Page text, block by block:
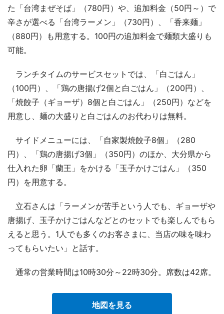
た「台湾まぜそば」（780円）や、追加料金（50円～）で
辛さが選べる「台湾ラーメン」（730円）、「香来麺」
（880円）も用意する。100円の追加料金で麺類大盛りも
可能。
ランチタイムのサービスセットでは、「白ごはん」
（100円）、「鶏の唐揚げ2個と白ごはん」（200円）、
「焼餃子（ギョーザ）8個と白ごはん」（250円）などを
用意し、麺の大盛りと白ごはんのお代わりは無料。
サイドメニューには、「自家製焼餃子8個」（280
円）、「鶏の唐揚げ3個」（350円）のほか、大分県から
仕入れた卵「蘭王」をかける「玉子かけごはん」（350
円）を用意する。
立石さんは「ラーメンが苦手という人でも、ギョーザや
唐揚げ、玉子かけごはんなどとのセットでも楽しんでもら
えると思う。1人でも多くのお客さまに、当店の味を味わ
ってもらいたい」と話す。
通常の営業時間は10時30分～22時30分。席数は42席。
地図を見る